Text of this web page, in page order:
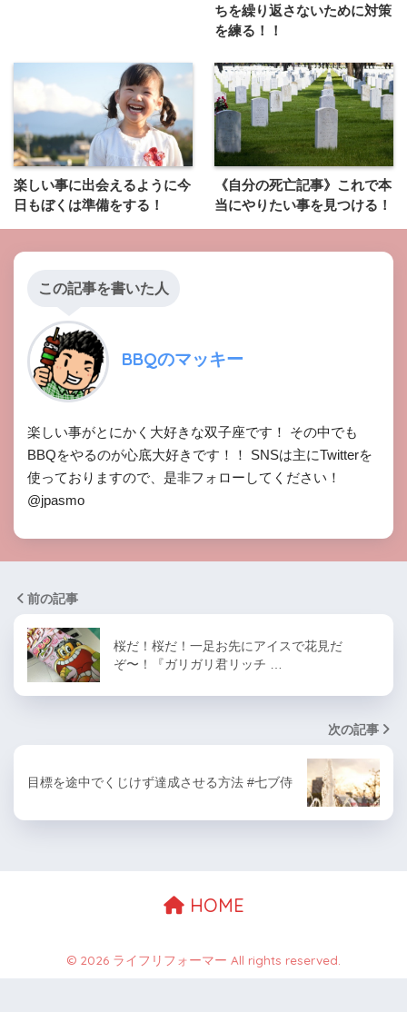
ちを繰り返さないために対策
を練る！！
楽しい事に出会えるように今
日もぼくは準備をする！
《自分の死亡記事》これで本
当にやりたい事を見つける！
この記事を書いた人
BBQのマッキー
楽しい事がとにかく大好きな双子座です！ その中でも
BBQをやるのが心底大好きです！！ SNSは主にTwitterを
使っておりますので、是非フォローしてください！
@jpasmo
前の記事
桜だ！桜だ！一足お先にアイスで花見だ
ぞ〜！『ガリガリ君リッチ …
次の記事
目標を途中でくじけず達成させる方法 #七ブ侍
HOME
© 2026 ライフリフォーマー All rights reserved.